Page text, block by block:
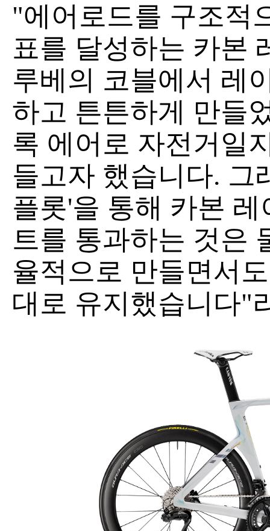
"에어로드를 구조적
표를 달성하는 카본
루베의 코블에서 레
하고 튼튼하게 만들
록 에어로 자전거일
들고자 했습니다. 그
플롯'을 통해 카본
트를 통과하는 것은
율적으로 만들면서
대로 유지했습니다"